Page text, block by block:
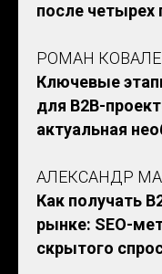
после четырех
РОМАН
Ключевые
для B2B-
актуальная
АЛЕКСАНДР
Как получать
рынке: SEO-
скрытого